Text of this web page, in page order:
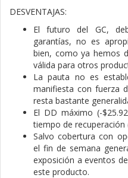
DESVENTAJAS:
El futuro del GC,
garantías, no es
bien, como ya hemos
válida para otros
La pauta no es
manifiesta con fuerza
resta bastante
El DD máximo (-
tiempo de recuperación
Salvo cobertura con
el fin de semana
exposición a eventos
este producto.